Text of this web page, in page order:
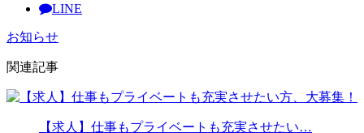
LINE
お知らせ
関連記事
【求人】仕事もプライベートも充実させたい…